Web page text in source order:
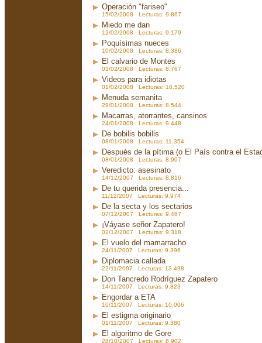
Operación "fariseo"
15/02/2008 Lecturas: 9.867
Miedo me dan
12/02/2008 Lecturas: 9.179
Poquísimas nueces
10/02/2008 Lecturas: 8.386
El calvario de Montes
03/02/2008 Lecturas: 8.767
Videos para idiotas
01/02/2008 Lecturas: 10.520
Menuda semanita
29/01/2008 Lecturas: 8.544
Macarras, atorrantes, cansinos
24/01/2008 Lecturas: 9.448
De bobilis bobilis
08/01/2008 Lecturas: 11.354
Después de la pítima (o El País contra el
08/01/2008 Lecturas: 8.907
Veredicto: asesinato
14/12/2007 Lecturas: 8.816
De tu querida presencia...
11/12/2007 Lecturas: 9.974
De la secta y los sectarios
07/12/2007 Lecturas: 9.467
¡Váyase señor Zapatero!
02/12/2007 Lecturas: 9.318
El vuelo del mamarracho
24/11/2007 Lecturas: 9.396
Diplomacia callada
22/11/2007 Lecturas: 13.498
Don Tancredo Rodríguez Zapatero
14/11/2007 Lecturas: 9.823
Engordar a ETA
10/11/2007 Lecturas: 10.006
El estigma originario
01/11/2007 Lecturas: 9.380
El algoritmo de Gore
28/10/2007 Lecturas: 8.902